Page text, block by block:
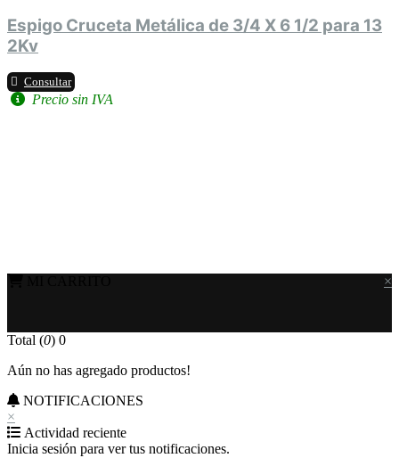
Espigo Cruceta Metálica de 3/4 X 6 1/2 para 13
2Kv
Consultar
Precio sin IVA
×
Total (0) 0
Aún no has agregado productos!
NOTIFICACIONES
×
Actividad reciente
Inicia sesión para ver tus notificaciones.